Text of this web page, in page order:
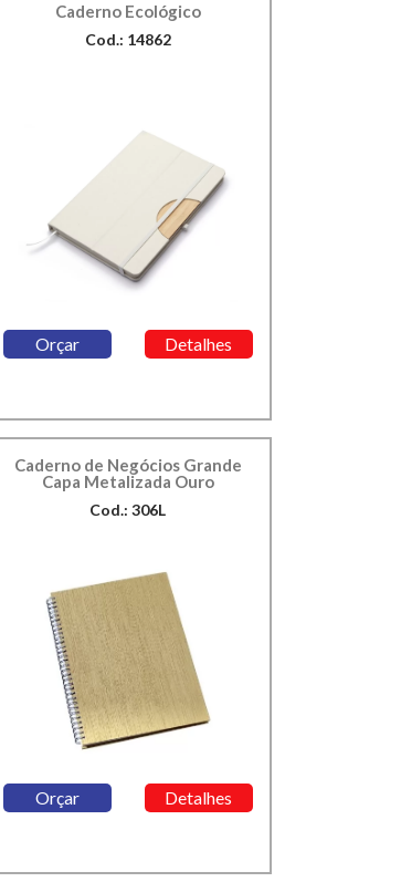
Caderno Ecológico
Cod.: 14862
Orçar Detalhes
Caderno de Negócios Grande
Capa Metalizada Ouro
Cod.: 306L
Orçar Detalhes